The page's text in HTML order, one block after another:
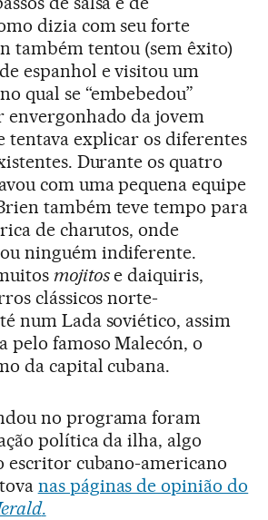
dizia com seu forte
também tentou (sem êxito)
espanhol e visitou um
qual se “embebedou”
da jovem
tentava explicar os diferentes
Durante os quatro
com uma pequena equipe
também teve tempo para
de charutos, onde
ninguém indiferente.
mojitose daiquiris,
clássicos norte-
num Lada soviético, assim
pelo famoso Malecón, o
da capital cubana.
no programa foram
política da ilha, algo
escritor cubano-americano
nas páginas de opinião do
.